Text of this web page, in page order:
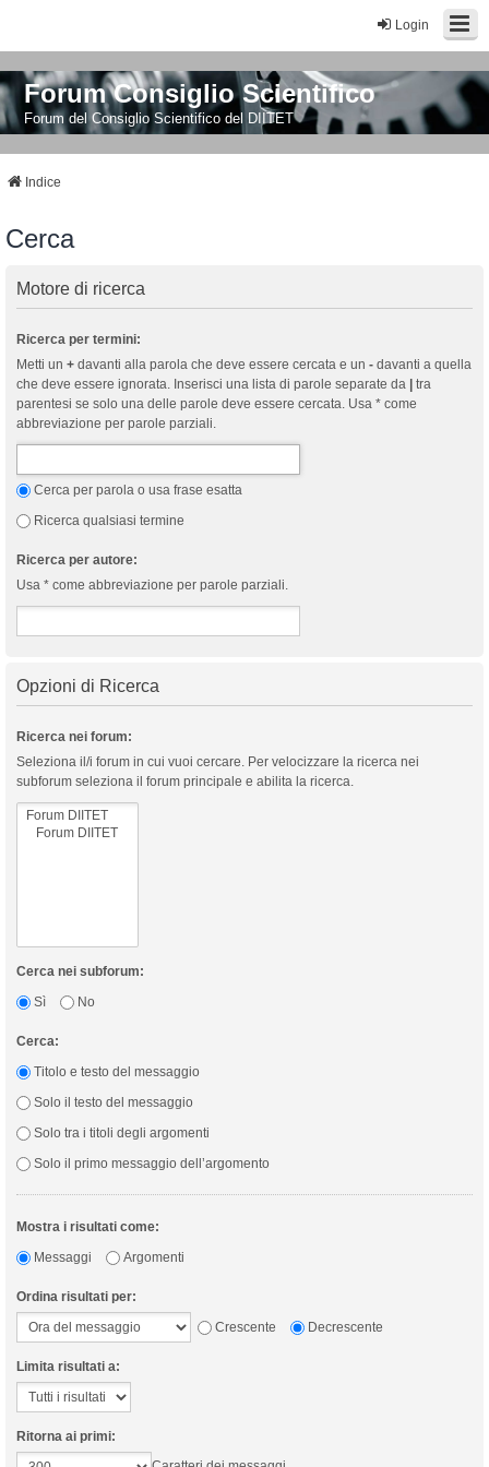
Login
Forum Consiglio Scientifico
Forum del Consiglio Scientifico del DIITET
Indice
Cerca
Motore di ricerca
Ricerca per termini:
Metti un + davanti alla parola che deve essere cercata e un - davanti a quella
che deve essere ignorata. Inserisci una lista di parole separate da
tra
parentesi se solo una delle parole deve essere cercata. Usa * come
abbreviazione per parole parziali.
Cerca per parola o usa frase esatta
Ricerca qualsiasi termine
Ricerca per autore:
Usa * come abbreviazione per parole parziali.
Opzioni di Ricerca
Ricerca nei forum:
Seleziona il/i forum in cui vuoi cercare. Per velocizzare la ricerca nei
subforum seleziona il forum principale e abilita la ricerca.
Cerca nei subforum:
Sì
No
Cerca:
Titolo e testo del messaggio
Solo il testo del messaggio
Solo tra i titoli degli argomenti
Solo il primo messaggio dell’argomento
Mostra i risultati come:
Messaggi
Argomenti
Ordina risultati per:
Crescente
Decrescente
Limita risultati a:
Ritorna ai primi: